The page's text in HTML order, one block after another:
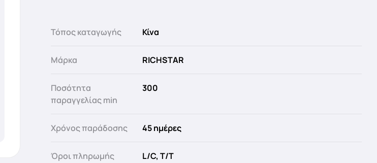
Τόπος καταγωγής Κίνα
Μάρκα RICHSTAR
Ποσότητα
παραγγελίας min
300
Χρόνος παράδοσης 45 ημέρες
Όροι πληρωμής L/C, T/T